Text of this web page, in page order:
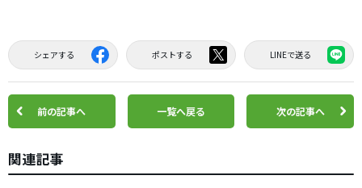
シェアする ポストする LINEで送る
前の記事へ 一覧へ戻る 次の記事へ
関連記事